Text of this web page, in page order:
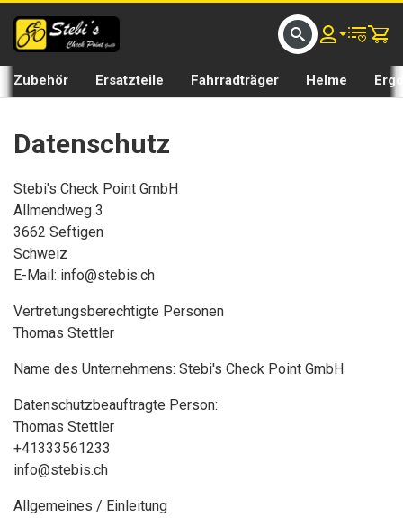
Zubehör Ersatzteile Fahrradträger Helme
Datenschutz
Stebi's Check Point GmbH
Allmendweg 3
3662 Seftigen
Schweiz
E-Mail: info@stebis.ch
Vertretungsberechtigte Personen
Thomas Stettler
Name des Unternehmens: Stebi's Check Point GmbH
Datenschutzbeauftragte Person:
Thomas Stettler
+41333561233
info@stebis.ch
Allgemeines / Einleitung